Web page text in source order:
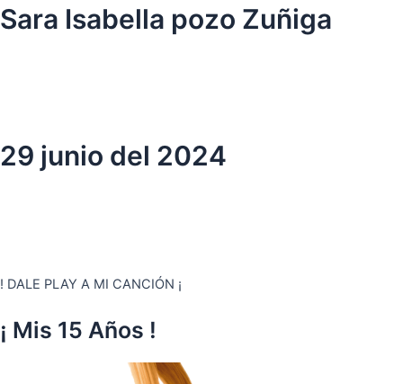
Ir
al
Sara Isabella pozo Zuñiga
29 junio del 2024
! DALE PLAY A MI CANCIÓN ¡
¡ Mis 15 Años !